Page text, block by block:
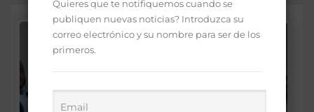
Quieres que te notifiquemos cuando se
publiquen nuevas noticias? Introduzca su
correo electrónico y su nombre para ser de los
primeros.